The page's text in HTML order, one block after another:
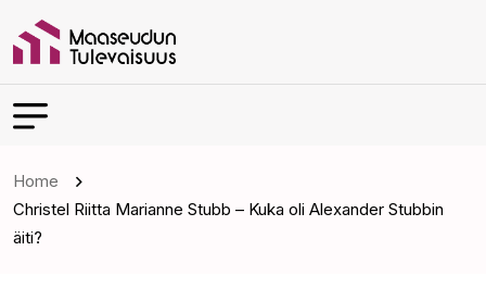
Home
Christel Riitta Marianne Stubb – Kuka oli Alexander Stubbin
äiti?